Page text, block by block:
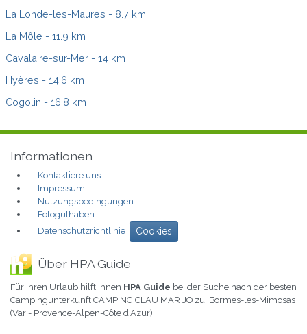
La Londe-les-Maures - 8.7 km
La Môle - 11.9 km
Cavalaire-sur-Mer - 14 km
Hyères - 14.6 km
Cogolin - 16.8 km
Informationen
Kontaktiere uns
Impressum
Nutzungsbedingungen
Fotoguthaben
Datenschutzrichtlinie
Cookies
Über HPA Guide
Für Ihren Urlaub hilft Ihnen HPA Guide bei der Suche nach der besten
Campingunterkunft CAMPING CLAU MAR JO zu Bormes-les-Mimosas
(Var - Provence-Alpen-Côte d'Azur)